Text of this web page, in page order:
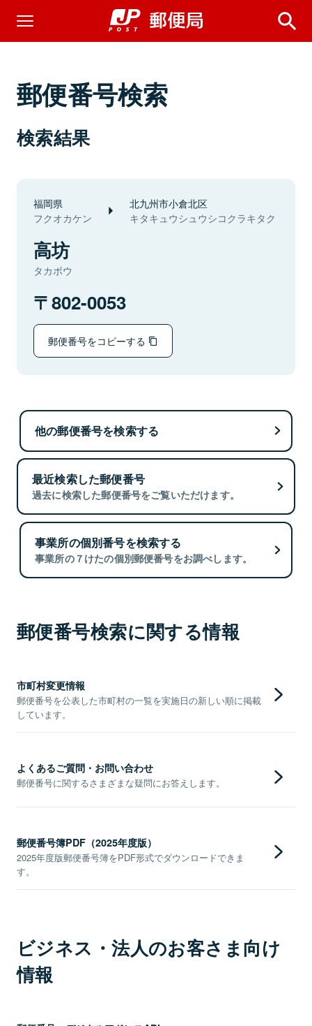
郵便番号検索
検索結果
福岡県
フクオカケン
北九州市小倉北区
キタキュウシュウシコクラキタク
高坊
タカボウ
802-0053
郵便番号をコピーする
他の郵便番号を検索する
最近検索した郵便番号
過去に検索した郵便番号をご覧いただけます。
事業所の個別番号を検索する
事業所の７けたの個別郵便番号をお調べします。
郵便番号検索に関する情報
市町村変更情報
郵便番号を公表した市町村の一覧を実施日の新しい順に掲載
しています。
よくあるご質問・お問い合わせ
郵便番号に関するさまざまな疑問にお答えします。
郵便番号簿PDF（2025年度版）
2025年度版郵便番号簿をPDF形式でダウンロードできま
す。
ビジネス・法人のお客さま向け
情報